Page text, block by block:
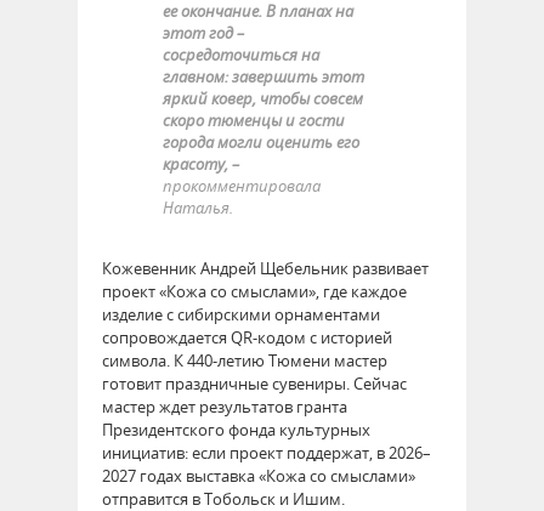
ее окончание. В планах на
этот год –
сосредоточиться на
главном: завершить этот
яркий ковер, чтобы совсем
скоро тюменцы и гости
города могли оценить его
красоту, –
прокомментировала
Наталья.
Кожевенник Андрей Щебельник развивает
проект «Кожа со смыслами», где каждое
изделие с сибирскими орнаментами
сопровождается QR-кодом с историей
символа. К 440-летию Тюмени мастер
готовит праздничные сувениры. Сейчас
мастер ждет результатов гранта
Президентского фонда культурных
инициатив: если проект поддержат, в 2026–
2027 годах выставка «Кожа со смыслами»
отправится в Тобольск и Ишим.